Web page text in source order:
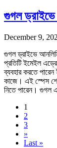
গুগল ড্রাইভে
December 9,
গুগল ড্রাইভে
প্রতিটি ইমেইল
ব্যবহার করতে
কাজে। এই স্পেস
নিতে পারেন। গুগল
1
2
3
»
Last »